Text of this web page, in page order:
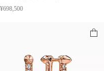
¥698,500